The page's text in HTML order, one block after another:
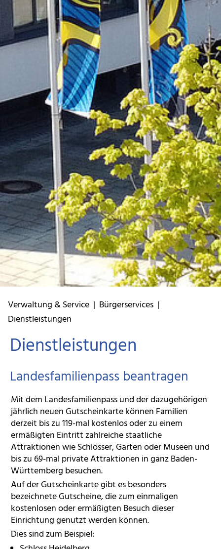
Verwaltung & Service| Bürgerservices|
Dienstleistungen
Dienstleistungen
Landesfamilienpass beantragen
Mit dem Landesfamilienpass und der dazugehörigen
jährlich neuen Gutscheinkarte können Familien
derzeit bis zu 119-mal kostenlos oder zu einem
ermäßigten Eintritt zahlreiche staatliche
Attraktionen wie Schlösser, Gärten oder Museen und
bis zu 69-mal private Attraktionen in ganz Baden-
Württemberg besuchen.
Auf der Gutscheinkarte gibt es besonders
bezeichnete Gutscheine, die zum einmaligen
kostenlosen oder ermäßigten Besuch dieser
Einrichtung genutzt werden können.
Dies sind zum Beispiel: